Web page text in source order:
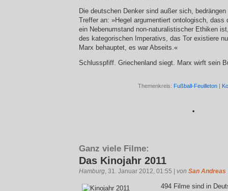
Die deutschen Denker sind außer sich,
Treffer an: »Hegel argumentiert ontologisch, dass
ein Nebenumstand non-naturalistischer Ethiken
des kategorischen Imperativs, das Tor existiere
Marx behauptet, es war Abseits.«
Schlusspfiff. Griechenland siegt. Marx wirft sein
Themenkreis: Fußball-Feuilleton |
*
Ganz viele Filme:
Das Kinojahr 2011
Hamburg, 31. Januar 2012, 01:55 | von San Andreas
494 Filme sind in